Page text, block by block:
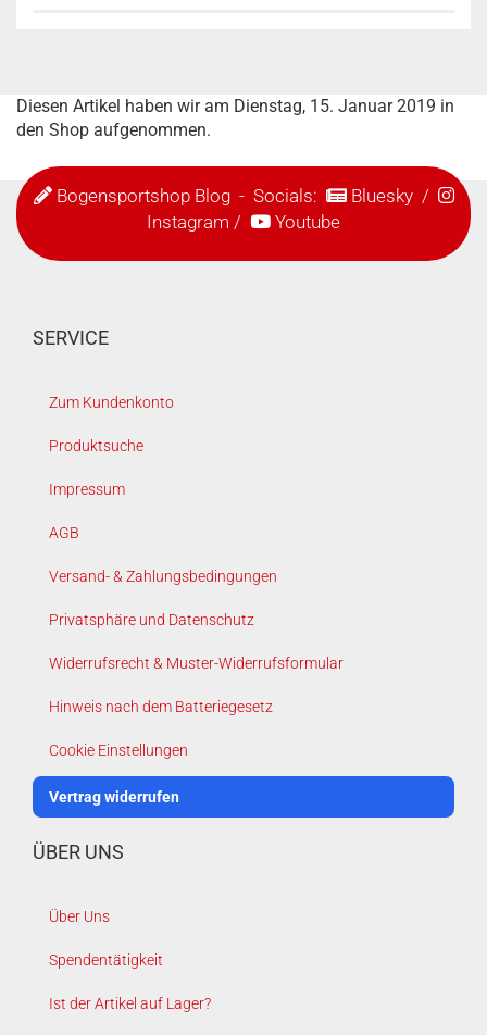
Diesen Artikel haben wir am Dienstag, 15. Januar 2019 in
den Shop aufgenommen.
Bogensportshop Blog- Socials: Bluesky/
Instagram / Youtube
SERVICE
Zum Kundenkonto
Produktsuche
Impressum
AGB
Versand- & Zahlungsbedingungen
Privatsphäre und Datenschutz
Widerrufsrecht & Muster-Widerrufsformular
Hinweis nach dem Batteriegesetz
Cookie Einstellungen
Vertrag widerrufen
ÜBER UNS
Über Uns
Spendentätigkeit
Ist der Artikel auf Lager?